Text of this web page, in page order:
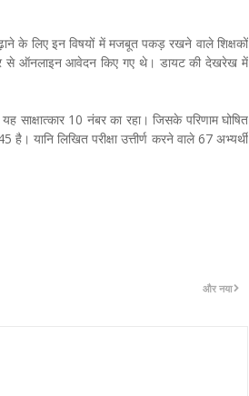
के लिए इन विषयों में मजबूत पकड़ रखने वाले शिक्षकों
से ऑनलाइन आवेदन किए गए थे। डायट की देखरेख में
साक्षात्कार 10 नंबर का रहा। जिसके परिणाम घोषित
यानि लिखित परीक्षा उत्तीर्ण करने वाले 67 अभ्यर्थी
और नया